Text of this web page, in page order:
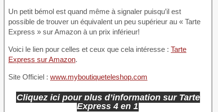
Un petit bémol est quand même à signaler puisqu’il est
possible de trouver un équivalent un peu supérieur au « Tarte
Express » sur Amazon à un prix inférieur!
Voici le lien pour celles et ceux que cela intéresse : Tarte
Express sur Amazon.
Site Officiel : www.myboutiqueteleshop.com
Cliquez ici pour plus d’information sur Tarte
Express 4 en 1